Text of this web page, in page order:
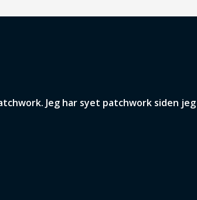
Jeg har syet patchwork siden